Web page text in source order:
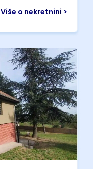
Više o nekretnini >